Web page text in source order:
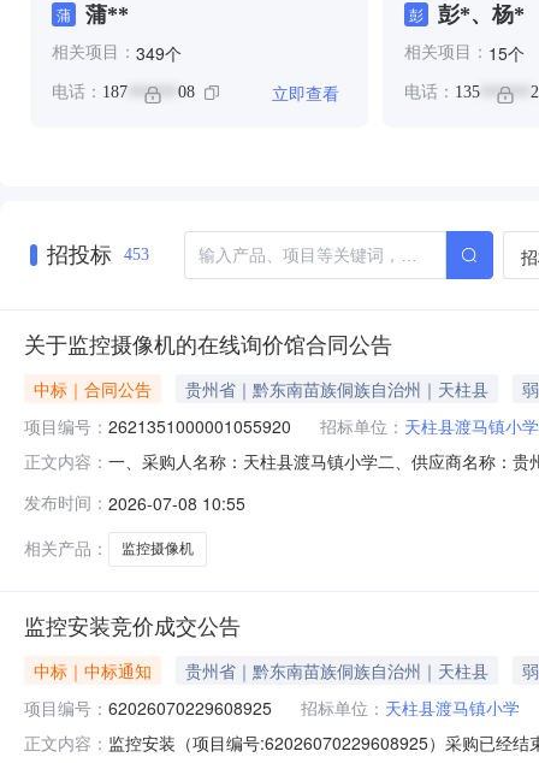
蒲 蒲**
相关项目： 349个
电话： 187 ****** 08 立即查看
彭 彭*、杨*
相关项目： 15个
电话： 135******
招投标 453
关于监控摄像机的在线询价馆合同公告
中标｜合同公告 贵州省｜黔东南苗族侗族自治州｜天柱县
项目编号： 2621351000001055920 招标单位： 天柱县渡马镇小学
正文内容： 一、采购人名称：天柱县渡马镇小学二、供应商名称：
要求或标的基本概况：七、其它事项：无八、联系方式1
发布时间： 2026-07-08 10:55
相关产品：
监控摄像机
监控安装竞价成交公告
中标｜中标通知 贵州省｜黔东南苗族侗族自治州｜天柱县
项目编号： 62026070229608925 招标单位： 天柱县渡马镇小学
正文内容： 监控安装（项目编号:62026070229608925）采购已经